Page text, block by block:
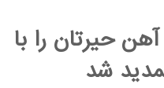
حیرتان را با
شد